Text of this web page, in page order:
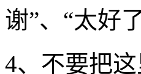
谢”、“太好
4、不要把